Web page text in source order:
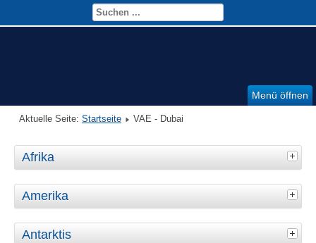
Menü öffnen
Aktuelle Seite: Startseite VAE - Dubai
Afrika
Amerika
Antarktis